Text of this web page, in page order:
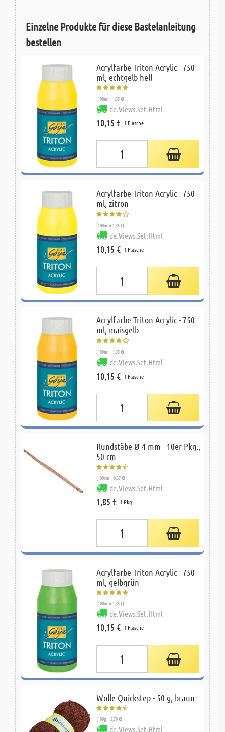
Einzelne Produkte für diese Bastelanleitung
bestellen
Acrylfarbe Triton Acrylic - 750
ml, echtgelb hell
(100ml = 1,35 €)
de.Views.Set.Html
10,15 € 1 Flasche
Acrylfarbe Triton Acrylic - 750
ml, zitron
(100ml = 1,35 €)
de.Views.Set.Html
10,15 € 1 Flasche
Acrylfarbe Triton Acrylic - 750
ml, maisgelb
(100ml = 1,35 €)
de.Views.Set.Html
10,15 € 1 Flasche
Rundstäbe Ø 4 mm - 10er Pkg.,
50 cm
(100cm = 0,37 €)
de.Views.Set.Html
1,85 € 1 Pkg.
Acrylfarbe Triton Acrylic - 750
ml, gelbgrün
(100ml = 1,35 €)
de.Views.Set.Html
10,15 € 1 Flasche
Wolle Quickstep - 50 g, braun
(100g = 5,70 €)
de.Views.Set.Html